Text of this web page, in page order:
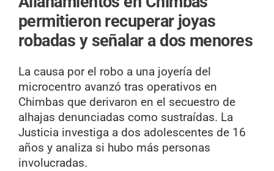
permitieron recuperar joyas
robadas y señalar a dos menores
La causa por el robo a una joyería del
microcentro avanzó tras operativos en
Chimbas que derivaron en el secuestro de
alhajas denunciadas como sustraídas. La
Justicia investiga a dos adolescentes de 16
años y analiza si hubo más personas
involucradas.